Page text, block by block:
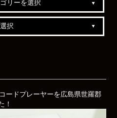
ードプレーヤーを広島県世羅郡
！